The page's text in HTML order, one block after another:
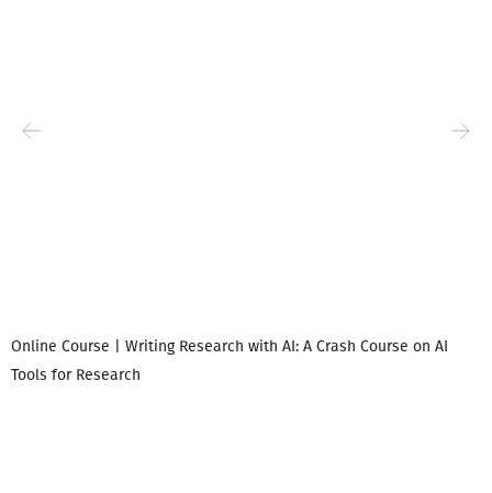
Online Course | Writing Research with AI: A Crash Course on AI
Tools for Research